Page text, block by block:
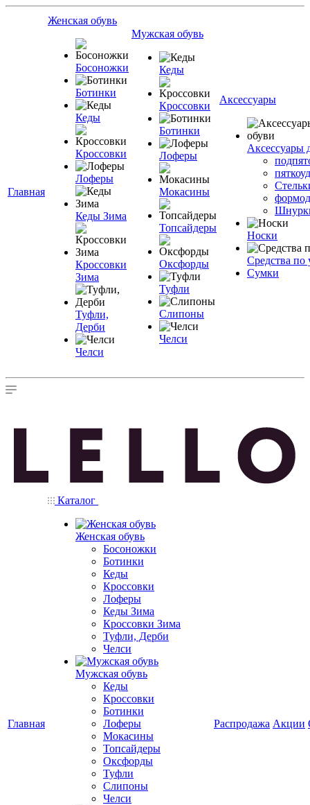
Главная
Женская обувь
Босоножки
Ботинки
Кеды
Кроссовки
Лоферы
Кеды Зима
Кроссовки
Зима
Туфли,
Дерби
Челси
Мужская обувь
Кеды
Кроссовки
Ботинки
Лоферы
Мокасины
Топсайдеры
Оксфорды
Туфли
Слипоны
Челси
Аксессуары
Аксессуары
Носки
Средства по
Сумки
Главная
Каталог
Женская обувь
Босоножки
Ботинки
Кеды
Кроссовки
Лоферы
Кеды Зима
Кроссовки Зима
Туфли, Дерби
Челси
Мужская обувь
Кеды
Кроссовки
Ботинки
Лоферы
Мокасины
Топсайдеры
Оксфорды
Туфли
Слипоны
Челси
Распродажа Акции